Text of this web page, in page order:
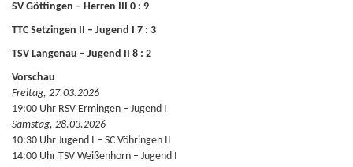
SV Göttingen – Herren III 0 : 9
TTC Setzingen II – Jugend I 7 : 3
TSV Langenau – Jugend II 8 : 2
Vorschau
Freitag, 27.03.2026
19:00 Uhr RSV Ermingen – Jugend I
Samstag, 28.03.2026
10:30 Uhr Jugend I – SC Vöhringen II
14:00 Uhr TSV Weißenhorn – Jugend I